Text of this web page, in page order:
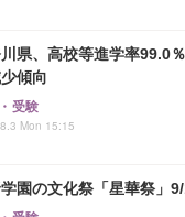
県、高校等進学率99.0
傾向
受験
Mon 15:15
園の文化祭「星華祭」